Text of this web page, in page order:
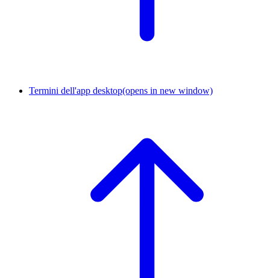
Termini dell'app desktop(opens in new window)